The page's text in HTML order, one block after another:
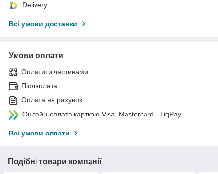
Delivery
Всі умови доставки
Умови оплати
Оплатити частинами
Післяплата
Оплата на рахунок
Онлайн-оплата карткою Visa, Mastercard - LiqPay
Всі умови оплати
Подібні товари компанії